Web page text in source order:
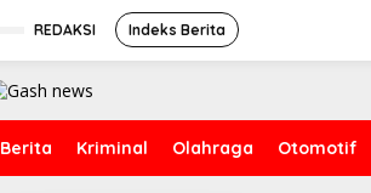
REDAKSI Indeks Berita
Berita Kriminal Olahraga Otomotif